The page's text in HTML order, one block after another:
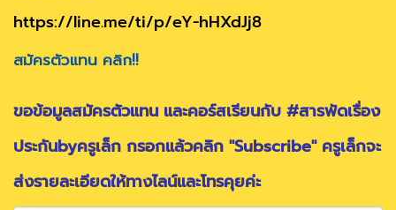
https://line.me/ti/p/eY-hHXdJj8
สมัครตัวแทน คลิก!!
ขอข้อมูลสมัครตัวแทน และคอร์สเรียนกับ #สารพัดเรื่อง
ประกันbyครูเล็ก กรอกแล้วคลิก "Subscribe" ครูเล็กจะ
ส่งรายละเอียดให้ทางไลน์และโทรคุยค่ะ